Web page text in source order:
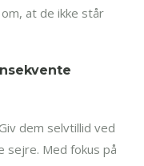
at de ikke står
dem selvtillid ved
sejre. Med fokus på